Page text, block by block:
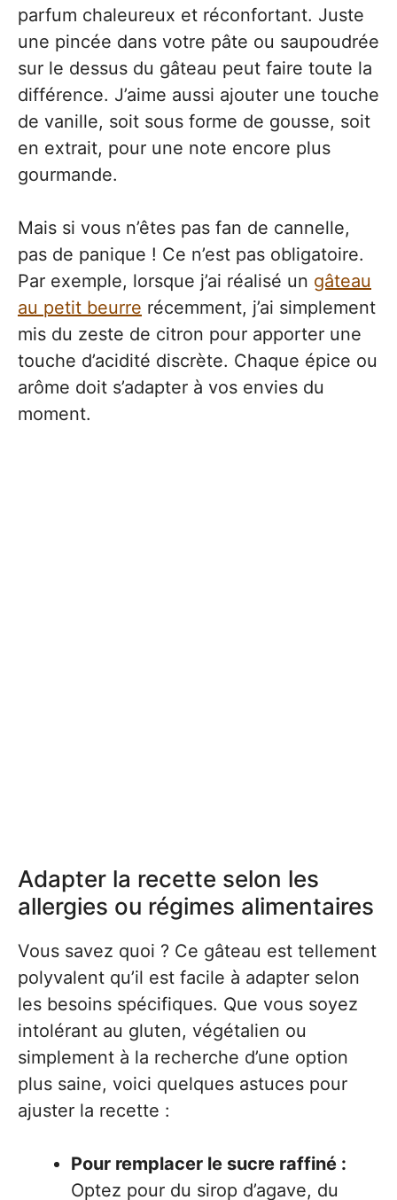
parfum chaleureux et réconfortant. Juste
une pincée dans votre pâte ou saupoudrée
sur le dessus du gâteau peut faire toute la
différence. J’aime aussi ajouter une touche
de vanille, soit sous forme de gousse, soit
en extrait, pour une note encore plus
gourmande.
Mais si vous n’êtes pas fan de cannelle,
pas de panique ! Ce n’est pas obligatoire.
Par exemple, lorsque j’ai réalisé un gâteau
au petit beurre récemment, j’ai simplement
mis du zeste de citron pour apporter une
touche d’acidité discrète. Chaque épice ou
arôme doit s’adapter à vos envies du
moment.
Adapter la recette selon les
allergies ou régimes alimentaires
Vous savez quoi ? Ce gâteau est tellement
polyvalent qu’il est facile à adapter selon
les besoins spécifiques. Que vous soyez
intolérant au gluten, végétalien ou
simplement à la recherche d’une option
plus saine, voici quelques astuces pour
ajuster la recette :
Pour remplacer le sucre raffiné :
Optez pour du sirop d’agave, du